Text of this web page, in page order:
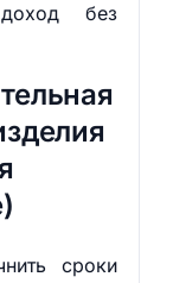
доход без
сроки